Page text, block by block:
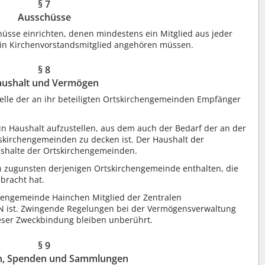
§ 7
Ausschüsse
einrichten, denen mindestens ein Mitglied aus jeder
Kirchenvorstandsmitglied angehören müssen.
§ 8
und Vermögen
der an ihr beteiligten Ortskirchengemeinden Empfänger
Haushalt aufzustellen, aus dem auch der Bedarf der an der
zu decken ist. Der Haushalt der
der Ortskirchengemeinden.
zugunsten derjenigen Ortskirchengemeinde enthalten, die
hat.
Hainchen Mitglied der Zentralen
ist. Zwingende Regelungen bei der Vermögensverwaltung
Zweckbindung bleiben unberührt.
§ 9
Spenden und Sammlungen